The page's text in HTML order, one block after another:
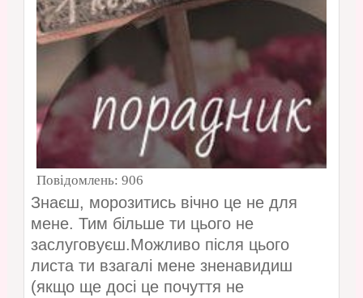
Повідомлень: 906
Знаєш, морозитись вічно це не для
мене. Тим більше ти цього не
заслуговуєш.Можливо після цього
листа ти взагалі мене зненавидиш
(якщо ще досі це почуття не